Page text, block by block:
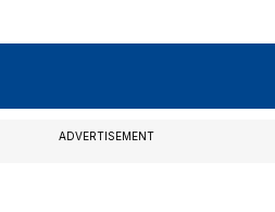
ADVERTISEMENT